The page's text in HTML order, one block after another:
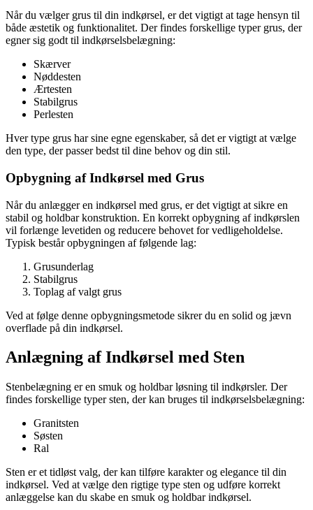
Når du vælger grus til din indkørsel, er det vigtigt at tage hensyn til
både æstetik og funktionalitet. Der findes forskellige typer grus, der
egner sig godt til indkørselsbelægning:
Skærver
Nøddesten
Ærtesten
Stabilgrus
Perlesten
Hver type grus har sine egne egenskaber, så det er vigtigt at vælge
den type, der passer bedst til dine behov og din stil.
Opbygning af Indkørsel med Grus
Når du anlægger en indkørsel med grus, er det vigtigt at sikre en
stabil og holdbar konstruktion. En korrekt opbygning af indkørslen
vil forlænge levetiden og reducere behovet for vedligeholdelse.
Typisk består opbygningen af følgende lag:
Grusunderlag
Stabilgrus
Toplag af valgt grus
Ved at følge denne opbygningsmetode sikrer du en solid og jævn
overflade på din indkørsel.
Anlægning af Indkørsel med Sten
Stenbelægning er en smuk og holdbar løsning til indkørsler. Der
findes forskellige typer sten, der kan bruges til indkørselsbelægning:
Granitsten
Søsten
Ral
Sten er et tidløst valg, der kan tilføre karakter og elegance til din
indkørsel. Ved at vælge den rigtige type sten og udføre korrekt
anlæggelse kan du skabe en smuk og holdbar indkørsel.